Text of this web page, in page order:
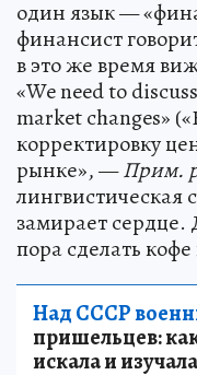
один язык —
финансист
в это же время
«We need to
market changes»
корректировку
рынке», —Прим.
лингвистическая
замирает
пора сделать
Над СССР
пришельцев:
искала и